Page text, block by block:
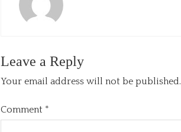
Leave a Reply
Your email address will not be published.
Comment *